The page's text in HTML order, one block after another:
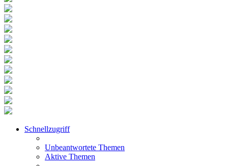
Schnellzugriff
Unbeantwortete Themen
Aktive Themen